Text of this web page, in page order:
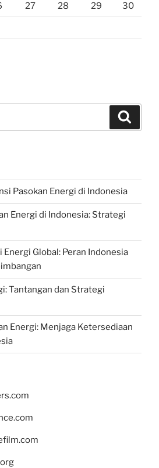
27 28 29 30
Pasokan Energi di Indonesia
Energi di Indonesia: Strategi
Global: Peran Indonesia
Tantangan dan Strategi
Energi: Menjaga Ketersediaan